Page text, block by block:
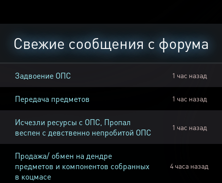
Свежие сообщения с форума
Задвоение ОПС 1 час назад
Передача предметов 1 час назад
Исчезли ресурсы с ОПС, Пропал
веспен с девственно непробитой ОПС
1 час назад
Продажа/ обмен на дендре
предметов и компонентов собранных
в коцмасе
4 часа назад